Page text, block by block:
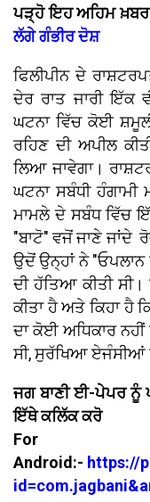
ਪੜ੍ਹੋ ਇਹ ਅਹਿਮ ਖ਼ਬਰ
ਲੱਗੇ ਗੰਭੀਰ ਦੋਸ਼
ਫਿਲੀਪੀਨ ਦੇ
ਦੇਰ ਰਾਤ ਜਾਰੀ ਇੱਕ
ਘਟਨਾ ਵਿੱਚ ਕੋਈ
ਰਹਿਣ ਦੀ ਅਪੀਲ
ਲਿਆ ਜਾਵੇਗਾ।
ਘਟਨਾ ਸਬੰਧੀ
ਮਾਮਲੇ ਦੇ ਸਬੰਧ ਵਿੱਚ
"ਬਾਟੋ" ਵਜੋਂ ਜਾਣੇ ਜਾਂਦੇ
ਉਦੋਂ ਉਨ੍ਹਾਂ ਨੇ "ਓਪਲਾਨ
ਦੀ ਹੱਤਿਆ ਕੀਤੀ
ਕੀਤਾ ਹੈ ਅਤੇ ਕਿਹਾ ਹੈ
ਦਾ ਕੋਈ ਅਧਿਕਾਰ
ਸੀ, ਸੁਰੱਖਿਆ ਏਜੰਸੀਆਂ
ਜਗ ਬਾਣੀ ਈ-ਪੇਪਰ
ਇੱਥੇ ਕਲਿੱਕ ਕਰੋ
For
Android:- https://